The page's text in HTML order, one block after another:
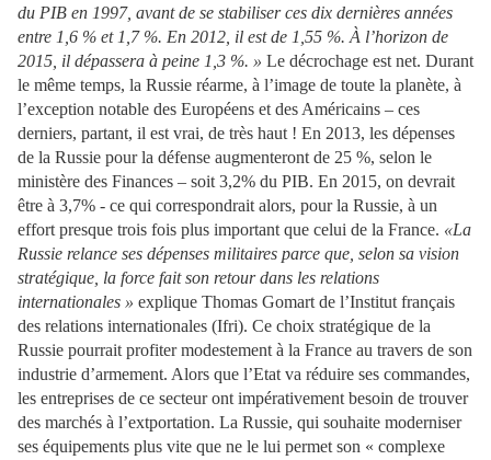
du PIB en 1997, avant de se stabiliser ces dix dernières années
entre 1,6 % et 1,7 %. En 2012, il est de 1,55 %. À l’horizon de
2015, il dépassera à peine 1,3 %. » Le décrochage est net. Durant
le même temps, la Russie réarme, à l’image de toute la planète, à
l’exception notable des Européens et des Américains – ces
derniers, partant, il est vrai, de très haut ! En 2013, les dépenses
de la Russie pour la défense augmenteront de 25 %, selon le
ministère des Finances – soit 3,2% du PIB. En 2015, on devrait
être à 3,7% - ce qui correspondrait alors, pour la Russie, à un
effort presque trois fois plus important que celui de la France. «La
Russie relance ses dépenses militaires parce que, selon sa vision
stratégique, la force fait son retour dans les relations
internationales » explique Thomas Gomart de l’Institut français
des relations internationales (Ifri). Ce choix stratégique de la
Russie pourrait profiter modestement à la France au travers de son
industrie d’armement. Alors que l’Etat va réduire ses commandes,
les entreprises de ce secteur ont impérativement besoin de trouver
des marchés à l’extportation. La Russie, qui souhaite moderniser
ses équipements plus vite que ne le lui permet son « complexe